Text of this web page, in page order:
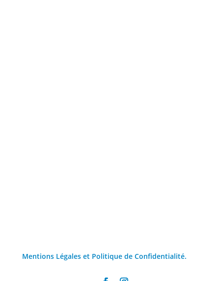
Mentions Légales et Politique de Confidentialité.